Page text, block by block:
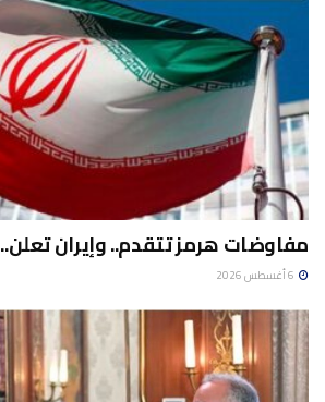
مفاوضات هرمز تتقدم.. وإيران تعلن..